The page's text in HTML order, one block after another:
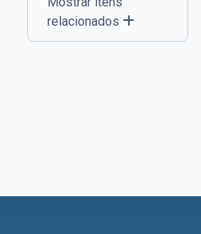
relacionados